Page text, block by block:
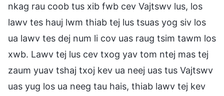
nkag rau coob tus xib fwb cev Vajtswv lus, los
lawv tes hauj lwm thiab tej lus tsuas yog siv los
ua lawv tes dej num li cov uas raug tsim tawm los
xwb. Lawv tej lus cev txog yav tom ntej mas tej
zaum yuav tshaj txoj kev ua neej uas tus Vajtswv
uas yug los ua neeg tau hais, thiab lawv tej kev